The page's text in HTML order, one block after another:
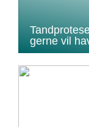
gerne vil